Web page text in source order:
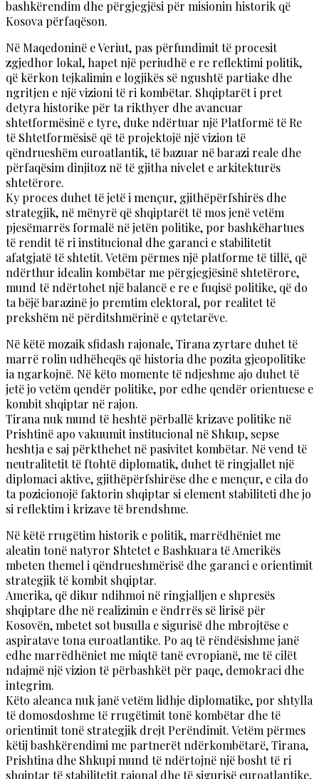
bashkërendim dhe përgjegjësi për misionin historik që
Kosova përfaqëson.
Në Maqedoninë e Veriut, pas përfundimit të procesit
zgjedhor lokal, hapet një periudhë e re reflektimi politik,
që kërkon tejkalimin e logjikës së ngushtë partiake dhe
ngritjen e një vizioni të ri kombëtar. Shqiptarët i pret
detyra historike për ta rikthyer dhe avancuar
shtetformësinë e tyre, duke ndërtuar një Platformë të Re
të Shtetformësisë që të projektojë një vizion të
qëndrueshëm euroatlantik, të bazuar në barazi reale dhe
përfaqësim dinjitoz në të gjitha nivelet e arkitekturës
shtetërore.
Ky proces duhet të jetë i mençur, gjithëpërfshirës dhe
strategjik, në mënyrë që shqiptarët të mos jenë vetëm
pjesëmarrës formalë në jetën politike, por bashkëhartues
të rendit të ri institucional dhe garanci e stabilitetit
afatgjatë të shtetit. Vetëm përmes një platforme të tillë, që
ndërthur idealin kombëtar me përgjegjësinë shtetërore,
mund të ndërtohet një balancë e re e fuqisë politike, që do
ta bëjë barazinë jo premtim elektoral, por realitet të
prekshëm në përditshmërinë e qytetarëve.
Në këtë mozaik sfidash rajonale, Tirana zyrtare duhet të
marrë rolin udhëheqës që historia dhe pozita gjeopolitike
ia ngarkojnë. Në këto momente të ndjeshme ajo duhet të
jetë jo vetëm qendër politike, por edhe qendër orientuese e
kombit shqiptar në rajon.
Tirana nuk mund të heshtë përballë krizave politike në
Prishtinë apo vakuumit institucional në Shkup, sepse
heshtja e saj përkthehet në pasivitet kombëtar. Në vend të
neutralitetit të ftohtë diplomatik, duhet të ringjallet një
diplomaci aktive, gjithëpërfshirëse dhe e mençur, e cila do
ta pozicionojë faktorin shqiptar si element stabiliteti dhe jo
si reflektim i krizave të brendshme.
Në këtë rrugëtim historik e politik, marrëdhëniet me
aleatin tonë natyror Shtetet e Bashkuara të Amerikës
mbeten themel i qëndrueshmërisë dhe garanci e orientimit
strategjik të kombit shqiptar.
Amerika, që dikur ndihmoi në ringjalljen e shpresës
shqiptare dhe në realizimin e ëndrrës së lirisë për
Kosovën, mbetet sot busulla e sigurisë dhe mbrojtëse e
aspiratave tona euroatlantike. Po aq të rëndësishme janë
edhe marrëdhëniet me miqtë tanë evropianë, me të cilët
ndajmë një vizion të përbashkët për paqe, demokraci dhe
integrim.
Këto aleanca nuk janë vetëm lidhje diplomatike, por shtylla
të domosdoshme të rrugëtimit tonë kombëtar dhe të
orientimit tonë strategjik drejt Perëndimit. Vetëm përmes
këtij bashkërendimi me partnerët ndërkombëtarë, Tirana,
Prishtina dhe Shkupi mund të ndërtojnë një bosht të ri
shqiptar të stabilitetit rajonal dhe të sigurisë euroatlantike,